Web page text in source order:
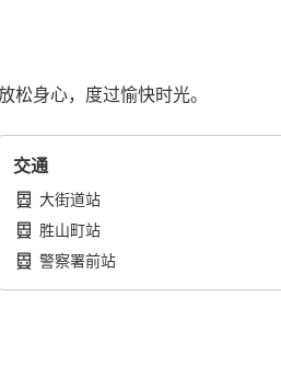
松身心，度过愉快时光。
交通
大街道站
胜山町站
警察署前站